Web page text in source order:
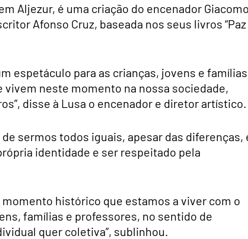
Aljezur, é uma criação do encenador
Afonso Cruz, baseada nos seus livros “Paz
espetáculo para as crianças, jovens e
neste momento na nossa sociedade,
disse à Lusa o encenador e diretor artístico.
sermos todos iguais, apesar das diferenças,
identidade e ser respeitado pela
histórico que estamos a viver com o
famílias e professores, no sentido de
quer coletiva”, sublinhou.